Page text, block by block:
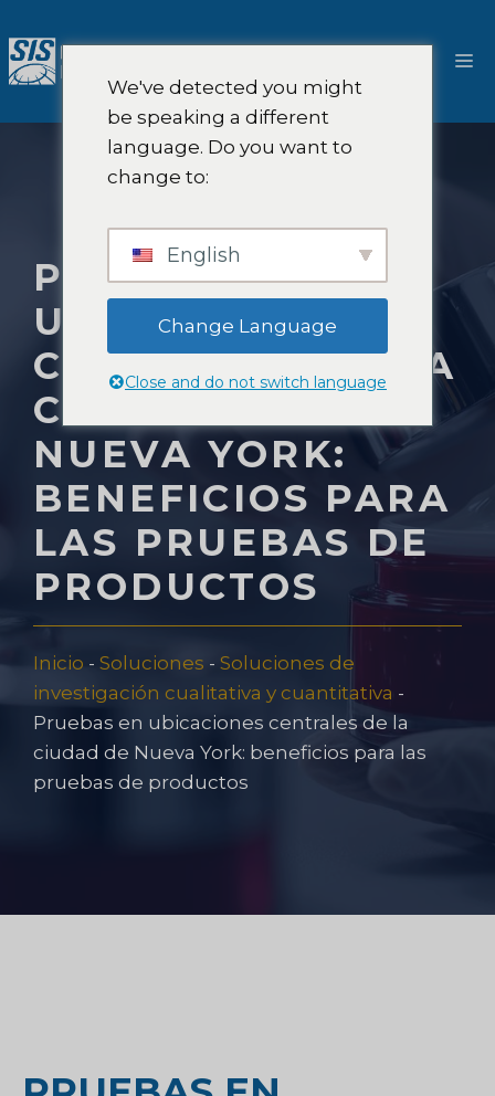
al
contenido
PRUEBAS EN
UBICACIONES
CENTRALES DE LA
CIUDAD DE
NUEVA YORK:
BENEFICIOS PARA
LAS PRUEBAS DE
PRODUCTOS
Inicio - Soluciones - Soluciones de
investigación cualitativa y cuantitativa -
Pruebas en ubicaciones centrales de la
ciudad de Nueva York: beneficios para las
pruebas de productos
We've detected you might
be speaking a different
language. Do you want to
change to:
English
Change Language
Close and do not switch language